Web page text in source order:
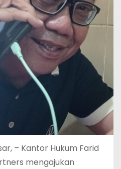
– Kantor Hukum Farid
mengajukan